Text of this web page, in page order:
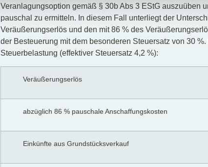
Veranlagungsoption gemäß § 30b Abs 3 EStG auszuüben
pauschal zu ermitteln. In diesem Fall unterliegt der
Veräußerungserlös und den mit 86 % des
der Besteuerung mit dem besonderen Steuersatz von 30
Steuerbelastung (effektiver Steuersatz 4,2 %):
Veräußerungserlös
abzüglich 86 % pauschale Anschaffungskosten
Einkünfte aus Grundstücksverkauf